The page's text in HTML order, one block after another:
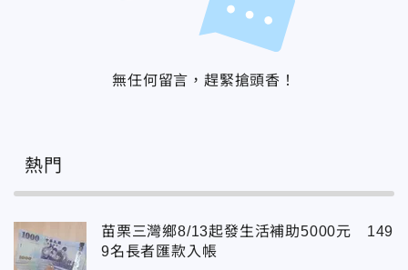
無任何留言，趕緊搶頭香！
熱門
苗栗三灣鄉8/13起發生活補助5000元 149
9名長者匯款入帳